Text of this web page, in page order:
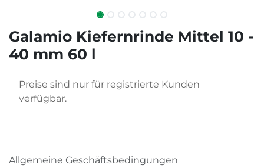
Galamio Kiefernrinde Mittel 10 -
40 mm 60 l
Preise sind nur für registrierte Kunden
verfügbar.
Allgemeine Geschäftsbedingungen